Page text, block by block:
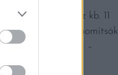
centtel”, azaz kb. 11
hogy finomítsák
az otthoni változat –